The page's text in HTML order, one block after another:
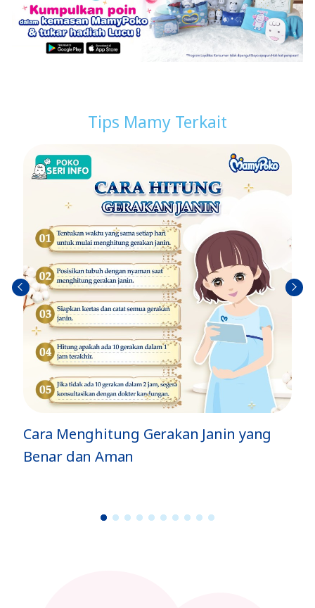
Tips Mamy Terkait
Jenis Gerakan Si Kecil di Dalam Perut
dan Artinya
Sebel
umn
ya
Berik
utny
1 2 3 4 5 6 7 8 9 1